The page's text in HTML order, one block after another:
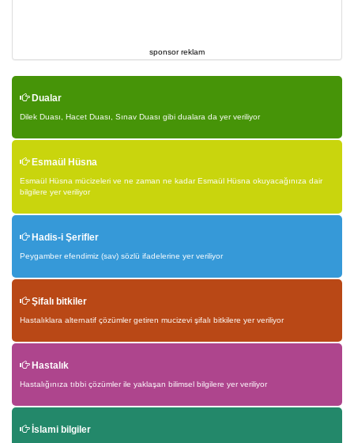
sponsor reklam
Dualar
Dilek Duası, Hacet Duası, Sınav Duası gibi dualara da yer veriliyor
Esmaül Hüsna
Esmaül Hüsna mücizeleri ve ne zaman ne kadar Esmaül Hüsna okuyacağınıza dair
bilgilere yer veriliyor
Hadis-i Şerifler
Peygamber efendimiz (sav) sözlü ifadelerine yer veriliyor
Şifalı bitkiler
Hastalıklara alternatif çözümler getiren mucizevi şifalı bitkilere yer veriliyor
Hastalık
Hastalığınıza tıbbi çözümler ile yaklaşan bilimsel bilgilere yer veriliyor
İslami bilgiler